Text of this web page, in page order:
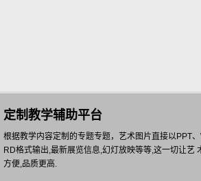
定制教学辅助平台
根据教学内容定制的专题专题，艺术图片直接以PPT
RD格式输出,最新展览信息,幻灯放映等等,这一切让艺
方便,品质更高.